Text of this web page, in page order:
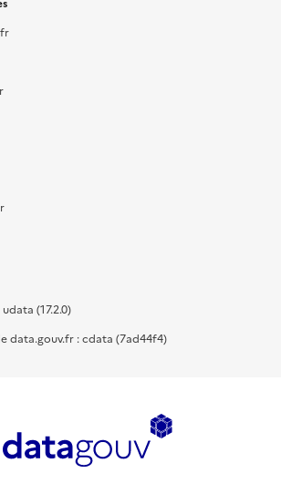
(17.2.0)
data.gouv.fr : cdata (7ad44f4)